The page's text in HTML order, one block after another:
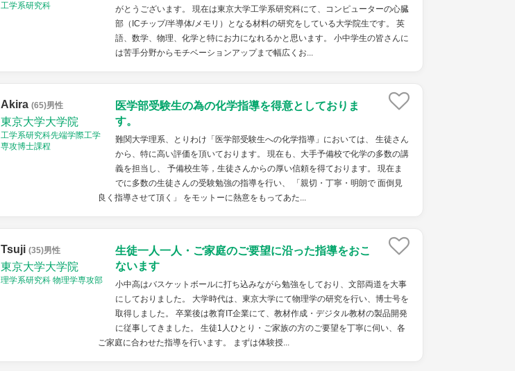
工学系研究科
がとうございます。 現在は東京大学工学系研究科にて、コンピューターの心臓
部（ICチップ/半導体/メモリ）となる材料の研究をしている大学院生です。 英
語、数学、物理、化学と特にお力になれるかと思います。 小中学生の皆さんに
は苦手分野からモチベーションアップまで幅広くお...
Akira (65)男性
東京大学大学院
工学系研究科先端学際工学
専攻博士課程
医学部受験生の為の化学指導を得意としておりま
す。
難関大学理系、とりわけ「医学部受験生への化学指導」においては、 生徒さん
から、特に高い評価を頂いております。 現在も、大手予備校で化学の多数の講
義を担当し、 予備校生等，生徒さんからの厚い信頼を得ております。 現在ま
でに多数の生徒さんの受験勉強の指導を行い、 「親切・丁寧・明朗で 面倒見
良く指導させて頂く」 をモットーに熱意をもってあた...
Tsuji (35)男性
東京大学大学院
理学系研究科 物理学専攻部
生徒一人一人・ご家庭のご要望に沿った指導をおこ
ないます
小中高はバスケットボールに打ち込みながら勉強をしており、文部両道を大事
にしておりました。 大学時代は、東京大学にて物理学の研究を行い、博士号を
取得しました。 卒業後は教育IT企業にて、教材作成・デジタル教材の製品開発
に従事してきました。 生徒1人ひとり・ご家族の方のご要望を丁寧に伺い、各
ご家庭に合わせた指導を行います。 まずは体験授...